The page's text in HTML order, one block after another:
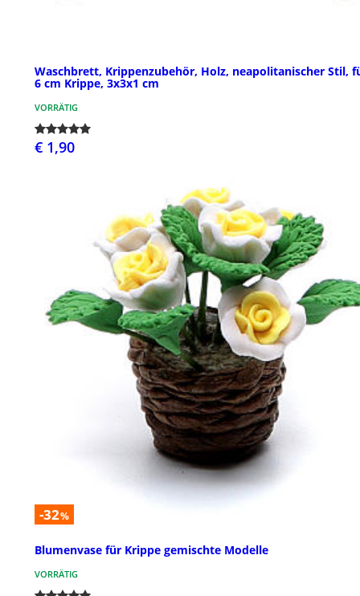
Waschbrett, Krippenzubehör, Holz, neapolitanischer Stil,
6 cm Krippe, 3x3x1 cm
VORRÄTIG
€ 1,90
-32%
Blumenvase für Krippe gemischte Modelle
VORRÄTIG